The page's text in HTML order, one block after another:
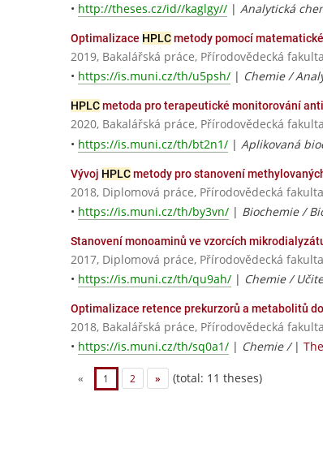
• http://theses.cz/id//kaglgy// | Analytická
Optimalizace HPLCmetody pomocí
2019, Bakalářská práce, Přírodovědecká
• https://is.muni.cz/th/u5psh/ | Chemie /
HPLCmetoda pro terapeutické monitorování
2020, Bakalářská práce, Přírodovědecká
• https://is.muni.cz/th/bt2n1/ | Aplikovaná
Vývoj HPLCmetody pro stanovení
2018, Diplomová práce, Přírodovědecká
• https://is.muni.cz/th/by3vn/ | Biochemie /
Stanovení monoaminů ve vzorcích
2017, Diplomová práce, Přírodovědecká
• https://is.muni.cz/th/qu9ah/ | Chemie /
Optimalizace retence prekurzorů a metabolitů
2018, Bakalářská práce, Přírodovědecká
• https://is.muni.cz/th/sq0a1/ | Chemie / |
« 1 2 » (total: 11 theses)